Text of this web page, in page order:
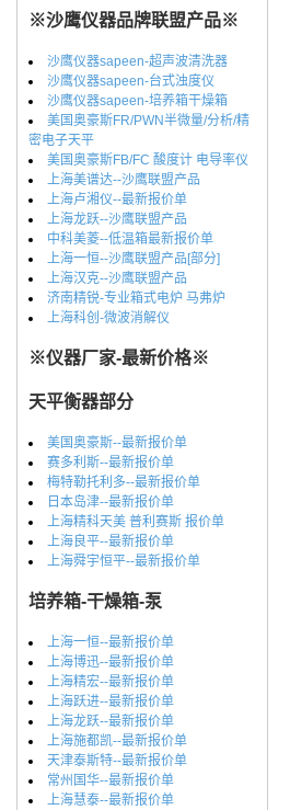
※沙鹰仪器品牌联盟产品※
沙鹰仪器sapeen-超声波清洗器
沙鹰仪器sapeen-台式浊度仪
沙鹰仪器sapeen-培养箱干燥箱
美国奥豪斯FR/PWN半微量/分析/精
密电子天平
美国奥豪斯FB/FC 酸度计 电导率仪
上海美谱达--沙鹰联盟产品
上海卢湘仪--最新报价单
上海龙跃--沙鹰联盟产品
中科美菱--低温箱最新报价单
上海一恒--沙鹰联盟产品[部分]
上海汉克--沙鹰联盟产品
济南精锐-专业箱式电炉 马弗炉
上海科创-微波消解仪
※仪器厂家-最新价格※
天平衡器部分
美国奥豪斯--最新报价单
赛多利斯--最新报价单
梅特勒托利多--最新报价单
日本岛津--最新报价单
上海精科天美 普利赛斯 报价单
上海良平--最新报价单
上海舜宇恒平--最新报价单
培养箱-干燥箱-泵
上海一恒--最新报价单
上海博迅--最新报价单
上海精宏--最新报价单
上海跃进--最新报价单
上海龙跃--最新报价单
上海施都凯--最新报价单
天津泰斯特--最新报价单
常州国华--最新报价单
上海慧泰--最新报价单